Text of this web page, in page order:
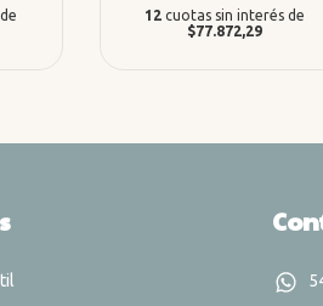
12 cuotas sin interés de
$77.872,29